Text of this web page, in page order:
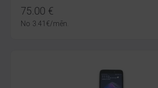
75.00 €
No 3.41 €/mēn.